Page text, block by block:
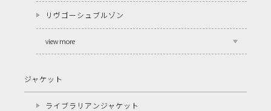
リヴゴーシュブルゾン
view more
ジャケット
ライブラリアンジャケット